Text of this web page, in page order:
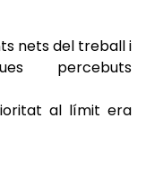
nets del treball i
percebuts
al límit era